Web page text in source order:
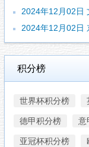
2024年12月02日 文
2024年12月02日 东契奇
积分榜
世界杯积分榜
德甲积分榜 意
亚冠杯积分榜